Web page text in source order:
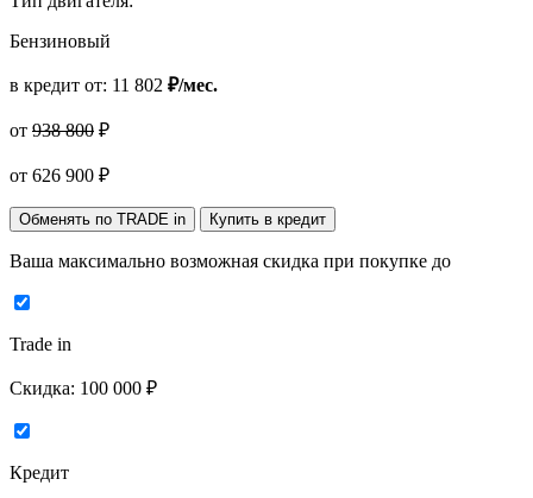
Бензиновый
в кредит от: 11 802 ₽/мес.
от 938 800 ₽
от 626 900 ₽
Обменять по TRADE in Купить в кредит
Ваша максимально возможная скидка при покупке до
Trade in
Скидка: 100 000 ₽
Кредит